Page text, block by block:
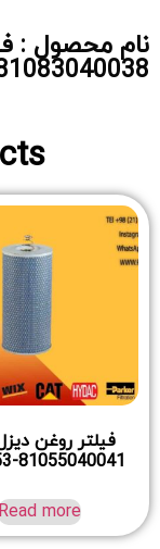
فیلتر روغن
81055040041
more